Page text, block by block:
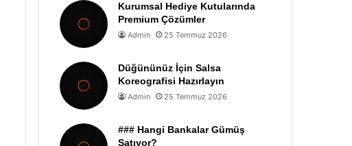
Kurumsal Hediye Kutularında
Premium Çözümler
Admin 25 Temmuz 2026
Düğününüz İçin Salsa
Koreografisi Hazırlayın
Admin 25 Temmuz 2026
### Hangi Bankalar Gümüş
Satıyor?